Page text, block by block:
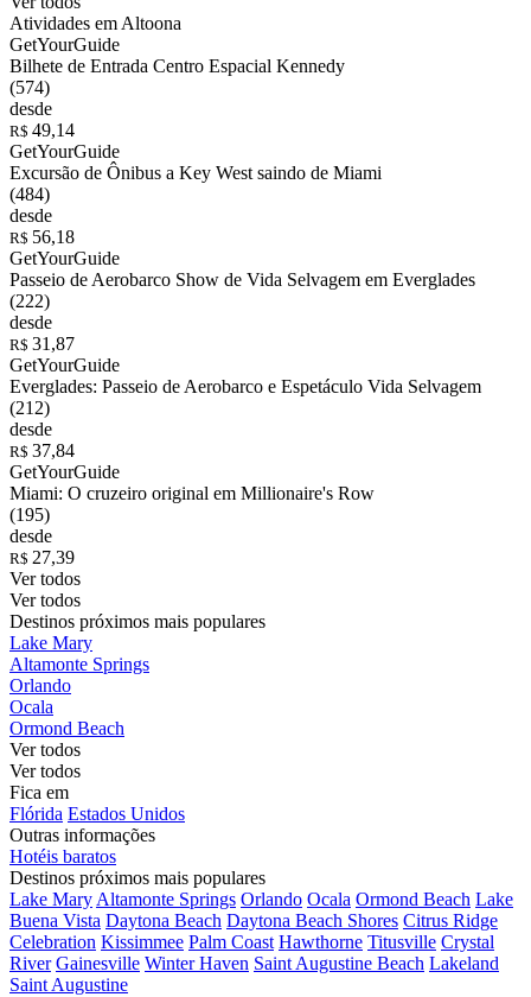
Atividades em Altoona
GetYourGuide
Bilhete de Entrada Centro Espacial Kennedy
(574)
desde
R$ 49,14
GetYourGuide
Excursão de Ônibus a Key West saindo de Miami
(484)
desde
R$ 56,18
GetYourGuide
Passeio de Aerobarco Show de Vida Selvagem em Everglades
(222)
desde
R$ 31,87
GetYourGuide
Everglades: Passeio de Aerobarco e Espetáculo Vida Selvagem
(212)
desde
R$ 37,84
GetYourGuide
Miami: O cruzeiro original em Millionaire's Row
(195)
desde
R$ 27,39
Ver todos
Ver todos
Destinos próximos mais populares
Lake Mary
Altamonte Springs
Orlando
Ocala
Ormond Beach
Ver todos
Ver todos
Fica em
Flórida Estados Unidos
Outras informações
Hotéis baratos
Destinos próximos mais populares
Lake Mary Altamonte Springs Orlando Ocala Ormond Beach Lake
Buena Vista Daytona Beach Daytona Beach Shores Citrus Ridge
Celebration Kissimmee Palm Coast Hawthorne Titusville Crystal
River Gainesville Winter Haven Saint Augustine Beach Lakeland
Saint Augustine